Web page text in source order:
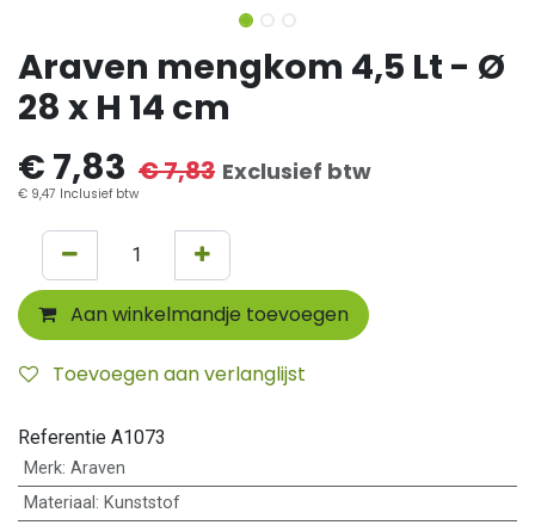
Araven mengkom 4,5 Lt - Ø
28 x H 14 cm
€ 7,83 €7,83 Exclusief btw
€ 9,47 Inclusief btw
Aan winkelmandje toevoegen
Toevoegen aan verlanglijst
Referentie A1073
Merk: Araven
Materiaal : Kunststof